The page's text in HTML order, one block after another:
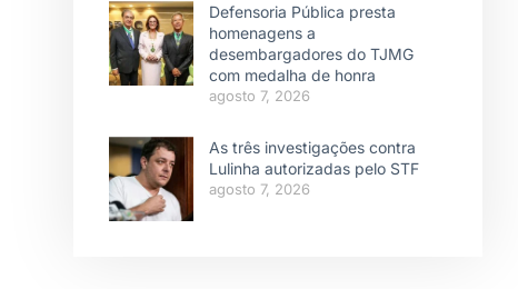
Defensoria Pública presta
homenagens a
desembargadores do TJMG
com medalha de honra
agosto 7, 2026
As três investigações contra
Lulinha autorizadas pelo STF
agosto 7, 2026